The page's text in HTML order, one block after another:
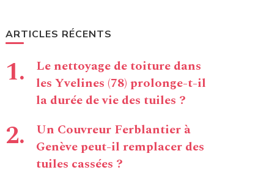
ARTICLES RÉCENTS
Le nettoyage de toiture dans
les Yvelines (78) prolonge-t-il
la durée de vie des tuiles ?
Un Couvreur Ferblantier à
Genève peut-il remplacer des
tuiles cassées ?